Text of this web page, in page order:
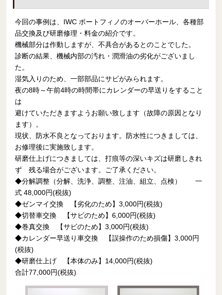
今回の事例は、IWC ポートフィノのオーバーホール、各種部
品交換及び研磨修理・料金の紹介です。
機械部分は作動しますが、不具合があるとのことでした。
診断の結果、機械内部の汚れ・潤滑油の劣化がございまし
た。
湿気入りのため、一部部品にサビがみられます。
夜の8時～午前4時の時間帯にカレンダーの早送りをすること
は
避けていただきますようお願い致します（故障の原因となり
ます）。
現状、防水不良となっております。防水性につきましては、
お修理後に実施致します。
研磨仕上げにつきましては、打痕等の深いキズは研磨しきれ
ず 残る場合がございます。ご了承ください。
◆分解調整（分解、洗浄、調整、注油、組立、点検） 一
式 48,000円(税抜)
◆ゼンマイ交換 【劣化のため】3,000円(税抜)
◆切替車交換 【サビのため】6,000円(税抜)
◆巻真交換 【サビのため】3,000円(税抜)
◆カレンダー早送り車交換 【誤操作のため損傷】3,000円
(税抜)
◆研磨仕上げ 【本体のみ】14,000円(税抜)
合計77,000円(税抜)